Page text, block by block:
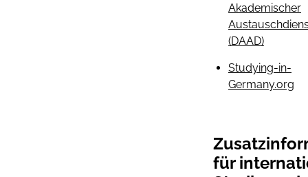
Akademischer
(DAAD)
Studying-in-
Germany.org
für